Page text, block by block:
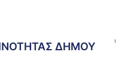
ΔΗΜΟΥ